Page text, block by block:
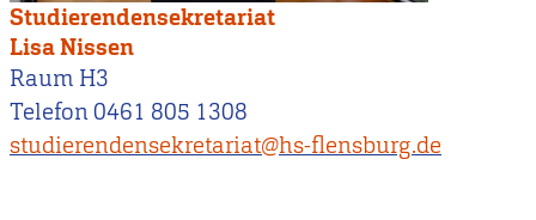
Studierendensekretariat
Lisa Nissen
Raum H3
Telefon 0461 805 1308
studierendensekretariat@hs-flensburg.de